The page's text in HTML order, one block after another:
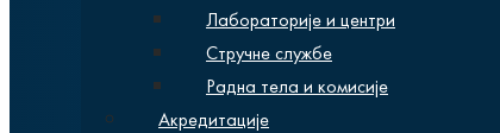
Лабораторије и центри
Стручне службе
Радна тела и комисије
Акредитације